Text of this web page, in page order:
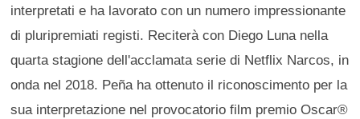
interpretati e ha lavorato con un numero impressionante
di pluripremiati registi. Reciterà con Diego Luna nella
quarta stagione dell'acclamata serie di Netflix Narcos, in
onda nel 2018. Peña ha ottenuto il riconoscimento per la
sua interpretazione nel provocatorio film premio Oscar®